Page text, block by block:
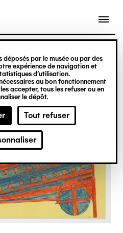
déposés par le musée ou par des
expérience de navigation et
d’utilisation.
au bon fonctionnement
accepter, tous les refuser ou en
le dépôt.
Tout refuser